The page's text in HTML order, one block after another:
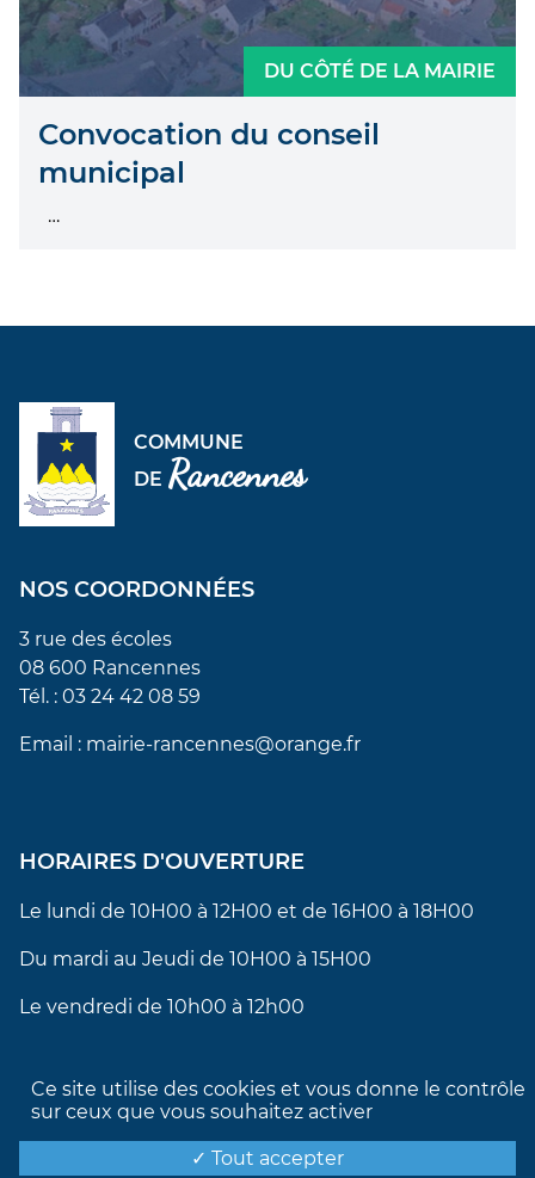
DU CÔTÉ DE LA MAIRIE
Convocation du conseil
municipal
…
COMMUNE
DE Rancennes
NOS COORDONNÉES
3 rue des écoles
08 600 Rancennes
Tél. : 03 24 42 08 59
Email : mairie-rancennes@orange.fr
HORAIRES D'OUVERTURE
Le lundi de 10H00 à 12H00 et de 16H00 à 18H00
Du mardi au Jeudi de 10H00 à 15H00
Le vendredi de 10h00 à 12h00
Mentions légales
Politique de confidentialité
Ce site utilise des cookies et vous donne le contrôle
sur ceux que vous souhaitez activer
Tout accepter